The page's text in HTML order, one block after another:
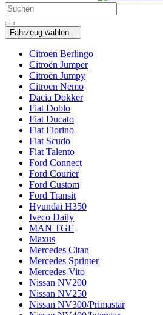
Fahrzeug wählen...
Citroen Berlingo
Citroën Jumper
Citroën Jumpy
Citroen Nemo
Dacia Dokker
Fiat Doblo
Fiat Ducato
Fiat Fiorino
Fiat Scudo
Fiat Talento
Ford Connect
Ford Courier
Ford Custom
Ford Transit
Hyundai H350
Iveco Daily
MAN TGE
Maxus
Mercedes Citan
Mercedes Sprinter
Mercedes Vito
Nissan NV200
Nissan NV250
Nissan NV300/Primastar